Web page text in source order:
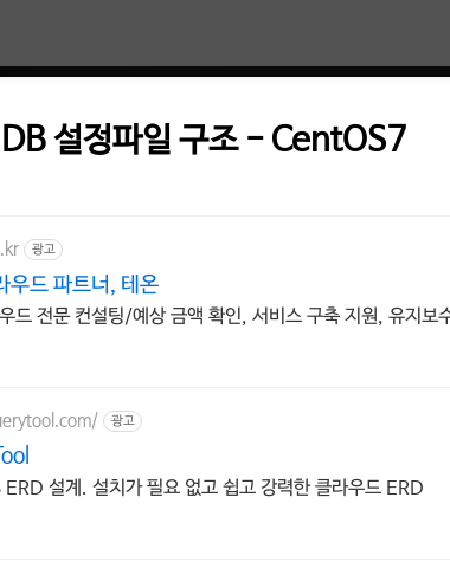
설정파일 구조 - CentOS7
광고
우드 파트너, 테온
드 전문 컨설팅/예상 금액 확인, 서비스 구축 지원, 유지보
광고
설계. 설치가 필요 없고 쉽고 강력한 클라우드 ERD